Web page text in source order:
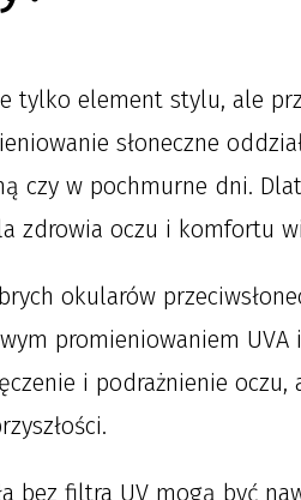
tylko element stylu, ale
słoneczne
czy w pochmurne dni.
zdrowia oczu i komfortu
okularów
promieniowaniem UVA
i podrażnienie oczu,
bez filtra UV mogą być